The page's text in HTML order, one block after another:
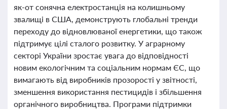
як-от сонячна електростанція на колишньому
звалищі в США, демонструють глобальні тренди
переходу до відновлюваної енергетики, що також
підтримує цілі сталого розвитку. У аграрному
секторі України зростає увага до відповідності
новим екологічним та соціальним нормам ЄС, що
вимагають від виробників прозорості у звітності,
зменшення використання пестицидів і збільшення
органічного виробництва. Програми підтримки